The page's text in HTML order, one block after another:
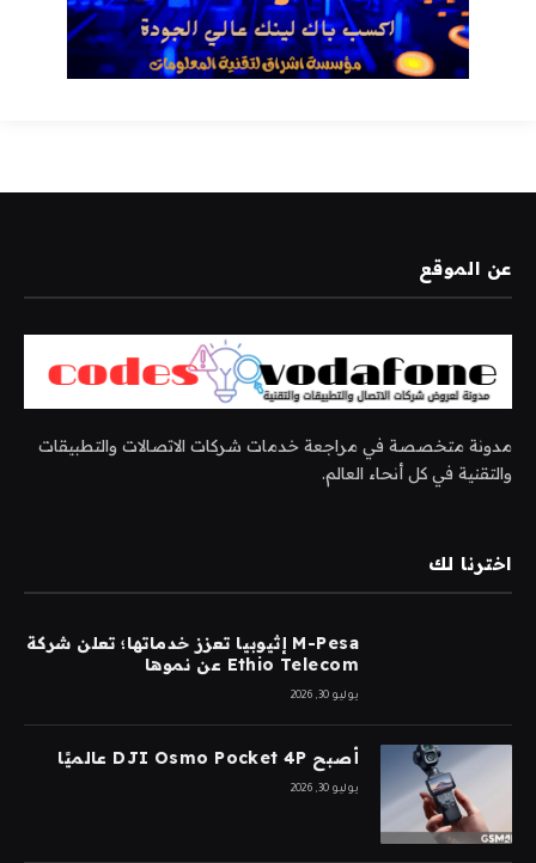
عن الموقع
مدونة متخصصة في مراجعة خدمات شركات الاتصالات والتطبيقات
والتقنية في كل أنحاء العالم.
اخترنا لك
M-Pesa إثيوبيا تعزز خدماتها؛ تعلن شركة
Ethio Telecom عن نموها
يوليو 30, 2026
أصبح DJI Osmo Pocket 4P عالميًا
يوليو 30, 2026